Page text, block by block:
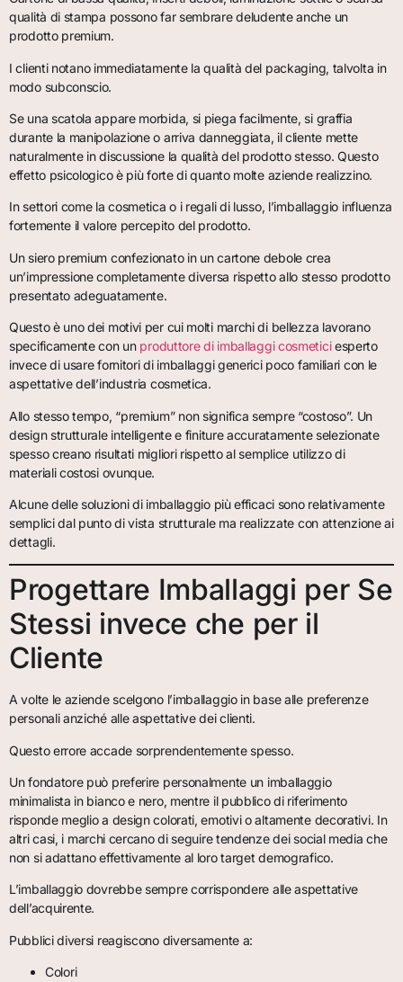
qualità di stampa possono far sembrare deludente anche un
prodotto premium.
I clienti notano immediatamente la qualità del packaging, talvolta in
modo subconscio.
Se una scatola appare morbida, si piega facilmente, si graffia
durante la manipolazione o arriva danneggiata, il cliente mette
naturalmente in discussione la qualità del prodotto stesso. Questo
effetto psicologico è più forte di quanto molte aziende realizzino.
In settori come la cosmetica o i regali di lusso, l’imballaggio influenza
fortemente il valore percepito del prodotto.
Un siero premium confezionato in un cartone debole crea
un’impressione completamente diversa rispetto allo stesso prodotto
presentato adeguatamente.
Questo è uno dei motivi per cui molti marchi di bellezza lavorano
specificamente con un produttore di imballaggi cosmeticiesperto
invece di usare fornitori di imballaggi generici poco familiari con le
aspettative dell’industria cosmetica.
Allo stesso tempo, “premium” non significa sempre “costoso”. Un
design strutturale intelligente e finiture accuratamente selezionate
spesso creano risultati migliori rispetto al semplice utilizzo di
materiali costosi ovunque.
Alcune delle soluzioni di imballaggio più efficaci sono relativamente
semplici dal punto di vista strutturale ma realizzate con attenzione ai
dettagli.
Progettare Imballaggi per Se
Stessi invece che per il
Cliente
A volte le aziende scelgono l’imballaggio in base alle preferenze
personali anziché alle aspettative dei clienti.
Questo errore accade sorprendentemente spesso.
Un fondatore può preferire personalmente un imballaggio
minimalista in bianco e nero, mentre il pubblico di riferimento
risponde meglio a design colorati, emotivi o altamente decorativi. In
altri casi, i marchi cercano di seguire tendenze dei social media che
non si adattano effettivamente al loro target demografico.
L’imballaggio dovrebbe sempre corrispondere alle aspettative
dell’acquirente.
Pubblici diversi reagiscono diversamente a:
Colori